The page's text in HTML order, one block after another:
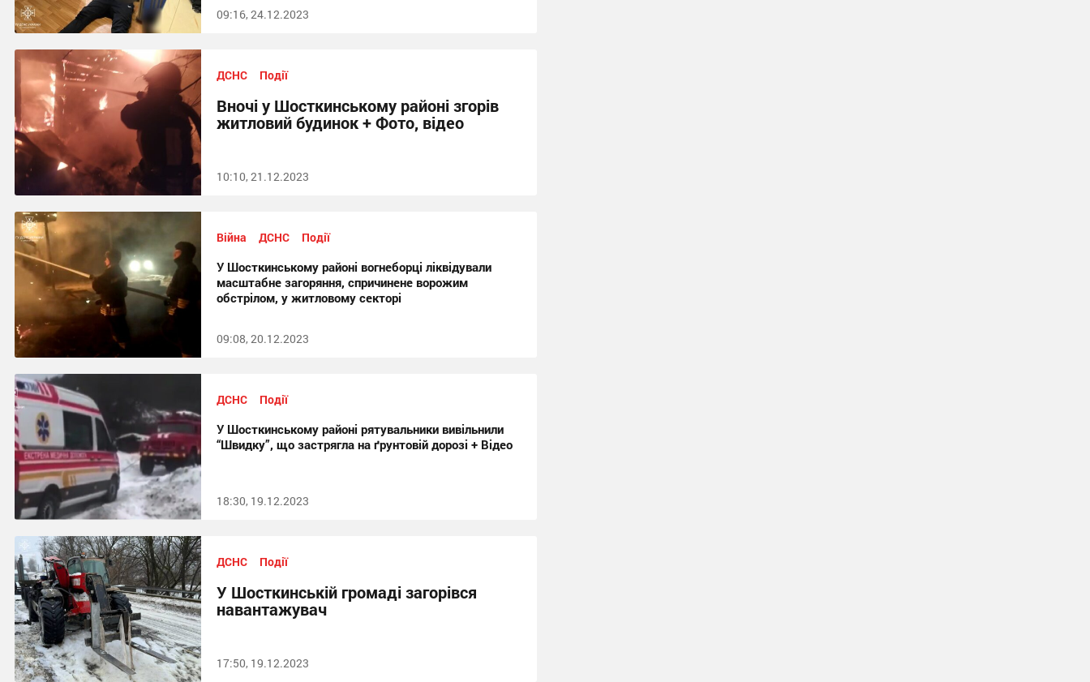
09:16, 24.12.2023
ДСНС Події
Вночі у Шосткинському районі згорів
житловий будинок + Фото, відео
10:10, 21.12.2023
Війна ДСНС Події
У Шосткинському районі вогнеборці ліквідували
масштабне загоряння, спричинене ворожим
обстрілом, у житловому секторі
09:08, 20.12.2023
ДСНС Події
У Шосткинському районі рятувальники вивільнили
“Швидку”, що застрягла на ґрунтовій дорозі + Відео
18:30, 19.12.2023
ДСНС Події
У Шосткинській громаді загорівся
навантажувач
17:50, 19.12.2023